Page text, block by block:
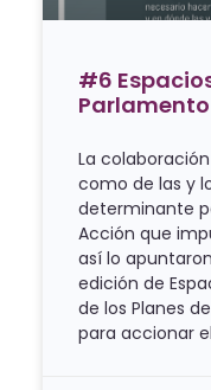
#6
La
como de las y
determinante
Acción que
así lo
edición de
de los Planes
para accionar